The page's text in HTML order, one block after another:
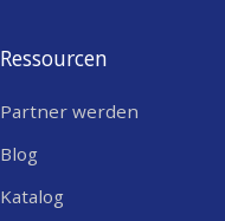
Ressourcen
Partner werden
Blog
Katalog